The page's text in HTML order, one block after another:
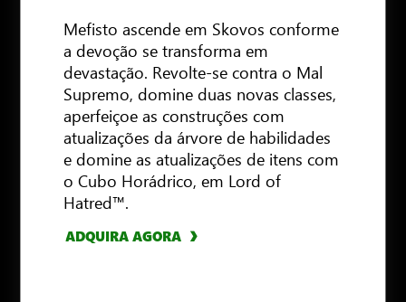
Mefisto ascende em Skovos conforme
a devoção se transforma em
devastação. Revolte-se contra o Mal
Supremo, domine duas novas classes,
aperfeiçoe as construções com
atualizações da árvore de habilidades
e domine as atualizações de itens com
o Cubo Horádrico, em Lord of
Hatred™.
ADQUIRA AGORA
ADQUIRA AGORA